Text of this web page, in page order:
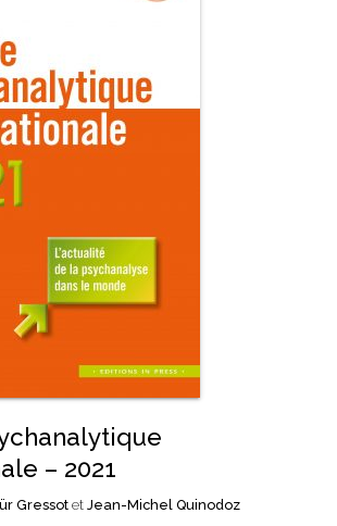
– 2021
Gressotet Jean-Michel Quinodoz